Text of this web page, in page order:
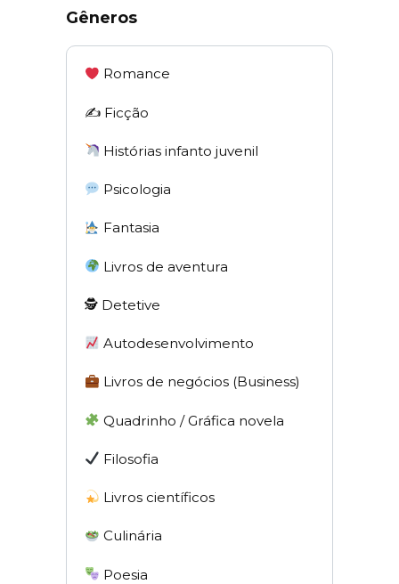
Gêneros
Romance
✍️ Ficção
Histórias infanto juvenil
Psicologia
Fantasia
Livros de aventura
🕵 Detetive
Autodesenvolvimento
Livros de negócios (Business)
Quadrinho / Gráfica novela
Filosofia
Livros científicos
Culinária
Poesia